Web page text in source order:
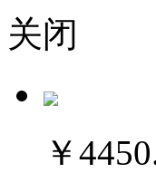
关闭
￥